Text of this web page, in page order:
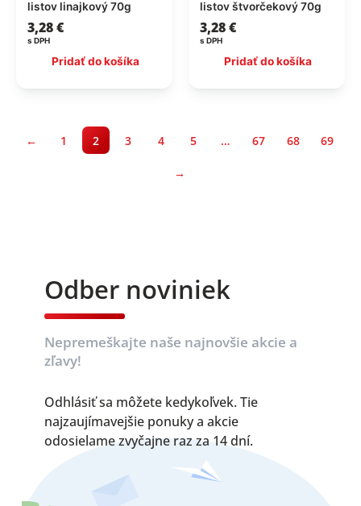
listov linajkový 70g
3,28€
s DPH
Pridať do košíka
listov štvorčekový 70g
3,28€
s DPH
Pridať do košíka
← 1 2 3 4 5 … 67 68 69
→
Odber noviniek
Nepremeškajte naše najnovšie akcie a
zľavy!
Odhlásiť sa môžete kedykoľvek. Tie
najzaujímavejšie ponuky a akcie
odosielame zvyčajne raz za 14 dní.